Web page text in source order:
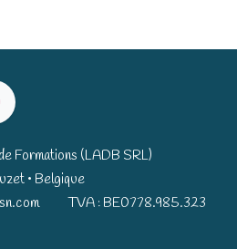
Formations (LADB SRL)
• Belgique​​
TVA : BE0778.985.323